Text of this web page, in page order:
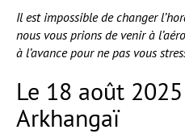
Il est impossible de changer
nous vous prions de venir à
à l’avance pour ne pas vous
Le 18 août
Arkhangaï